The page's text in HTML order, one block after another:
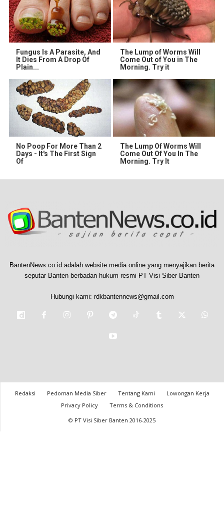
Fungus Is A Parasite, And
It Dies From A Drop Of
Plain...
The Lump of Worms Will
Come Out of You in The
Morning. Try it
No Poop For More Than 2
Days - It's The First Sign
Of
The Lump Of Worms Will
Come Out Of You In The
Morning. Try It
BantenNews.co.id adalah website media online yang menyajikan berita
seputar Banten berbadan hukum resmi PT Visi Siber Banten
Hubungi kami: rdkbantennews@gmail.com
Redaksi Pedoman Media Siber Tentang Kami
Lowongan Kerja
Privacy Policy
Terms & Conditions
© PT Visi Siber Banten 2016-2025